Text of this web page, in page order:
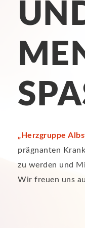
„Herzgruppe
prägnanten
zu werden und
Wir freuen uns